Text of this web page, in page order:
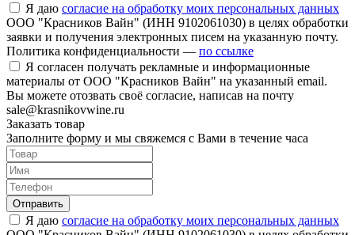
Я даю согласие на обработку моих персональных данных
ООО "Красников Вайн" (ИНН 9102061030) в целях обработки
заявки и получения электронных писем на указанную почту.
Политика конфиденциальности — по ссылке
Я согласен получать рекламные и информационные
материалы от ООО "Красников Вайн" на указанный email.
Вы можете отозвать своё согласие, написав на почту
sale@krasnikovwine.ru
Заказать товар
Заполните форму и мы свяжемся с Вами в течение часа
Отправить
Я даю согласие на обработку моих персональных данных